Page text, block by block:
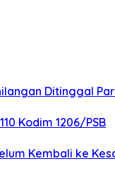
Ditinggal
Kodim 1206/PSB
Kembali ke